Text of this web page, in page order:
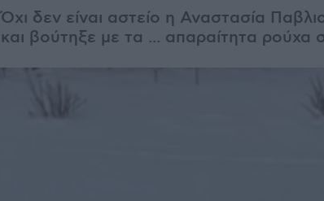
Όχι δεν είναι αστείο η Αναστασία
και βούτηξε με τα ... απαραίτητα ρούχα